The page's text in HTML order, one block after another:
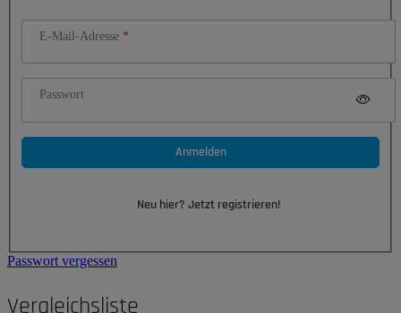
E-Mail-Adresse
Passwort
Anmelden
Neu hier? Jetzt registrieren!
Passwort vergessen
Vergleichsliste